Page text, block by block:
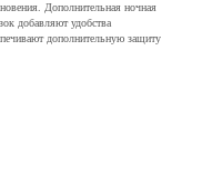
Дополнительная ночная
добавляют удобства
дополнительную защиту